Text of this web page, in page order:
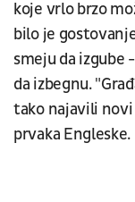
koje vrlo brzo
bilo je
smeju da izgube
da izbegnu.
tako najavili
prvaka Engleske.